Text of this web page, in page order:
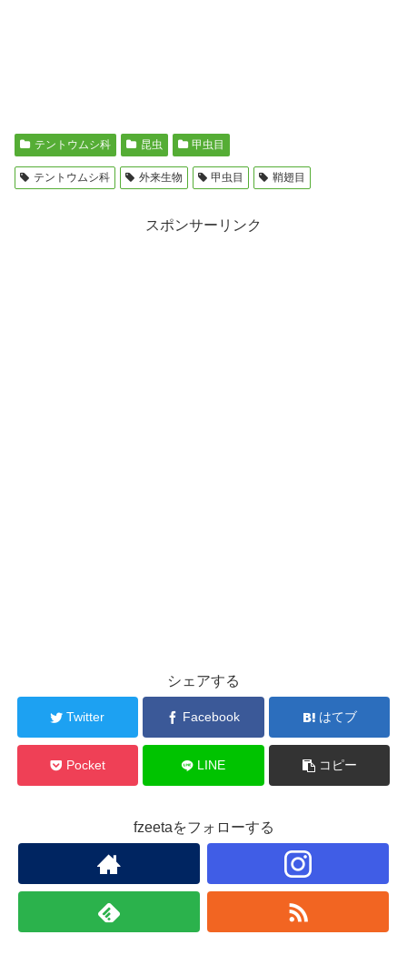
テントウムシ科 昆虫 甲虫目
テントウムシ科 外来生物 甲虫目 鞘翅目
スポンサーリンク
シェアする
Twitter Facebook はてブ
Pocket LINE コピー
fzeetaをフォローする